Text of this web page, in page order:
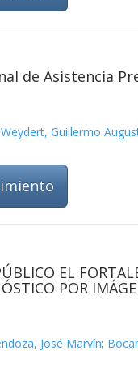
de Asistencia
Guillermo
EL
POR
José Marvín;